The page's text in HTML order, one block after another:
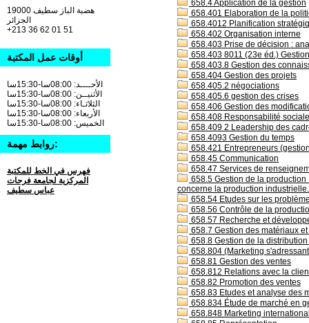
658.4 Application de la gestion
658.401 Elaboration de la
658.4012 Planification
658.402 Organisation interne
658.403 Prise de décision :
658.403 8011 (23e éd.)
658.403.8 Gestion des
658.404 Gestion des projets
658.405.2 négociations
658.405.6 gestion des crises
658.406 Gestion des
658.408 Responsabilité
658.409 2 Leadership des
658.4093 Gestion du temps
658.421 Entrepreneurs
658.45 Communication
658.47 Services de
658.5 Gestion de la
concerne la production
658.54 Etudes sur les
658.56 Contrôle de la
658.57 Recherche et
658.7 Gestion des matériaux
658.8 Gestion de la
658.804 (Marketing
658.81 Gestion des ventes
658.812 Relations avec la
658.82 Promotion des ventes
658.83 Etudes et analyse des
658.834 Étude de marché en
658.848 Marketing
19000 هضبة الباز سطيف
+213 36 62 01 51
أوقات عمل المكتبة
الأحــــد: 08:00سا-15:30سا
الأثنيــن: 08:00سا-15:30سا
الثلاثـاء: 08:00سا-15:30سا
الأربعاء: 08:00سا-15:30سا
الخميس: 08:00سا-15:30سا
روابط مهمة:
فهرس في الخط للمكتبة
المركزية لجامعة فرحات
عباس سطيف